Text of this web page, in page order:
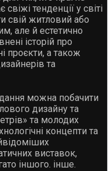
тенденції у світі
свій житловий або
але й естетично
історій про
проєкти, а також
та
можна побачити
дизайну та
та молодих
концепти та
виставок,
іншого. інше.